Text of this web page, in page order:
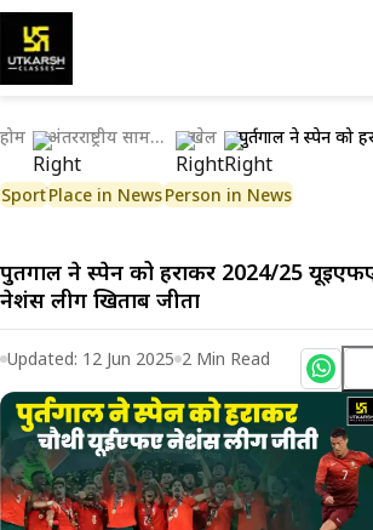
होम अंतरराष्ट्रीय सामयिकी खेल
SportPlace in NewsPerson in News
पुर्तगाल ने स्पेन को हराकर 2024/25
नेशंस लीग खिताब जीता
Updated: 12 Jun 2025 2 Min Read